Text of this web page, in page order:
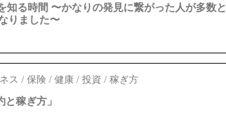
知る時間 〜かなりの発見に繋がった人が多数と
りました〜
稼ぎ方」
ス / 保険 / 健康 / 投資 / 稼ぎ方